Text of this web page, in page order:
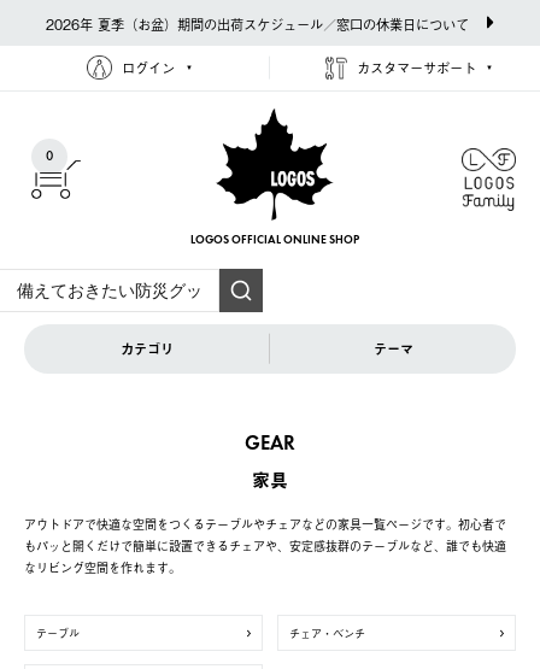
2026年 夏季（お盆）期間の出荷スケジュール／窓口の休業日について
ログイン カスタマーサポート
0
LOGOS OFFICIAL ONLINE SHOP
カテゴリ テーマ
GEAR
家具
アウトドアで快適な空間をつくるテーブルやチェアなどの家具一覧ページです。初心者で
もパッと開くだけで簡単に設置できるチェアや、安定感抜群のテーブルなど、誰でも快適
なリビング空間を作れます。
テーブル チェア・ベンチ